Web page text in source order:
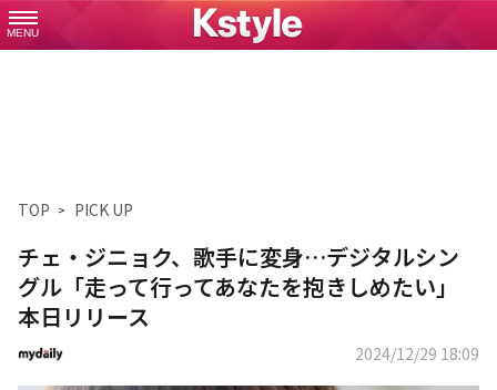
MENU
TOP PICK UP
チェ・ジニョク、歌手に変身…デジタルシン
グル「走って行ってあなたを抱きしめたい」
本日リリース
2024/12/29 18:09